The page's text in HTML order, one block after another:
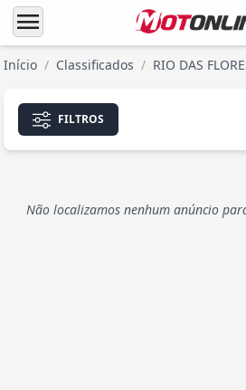
menu
Início / Classificados / RIO DAS
FILTROS
Não localizamos nenhum anúncio